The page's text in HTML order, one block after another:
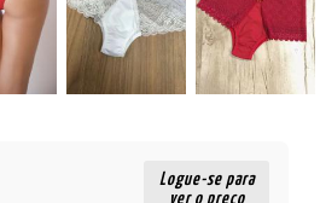
Logue-se para
ver o preço